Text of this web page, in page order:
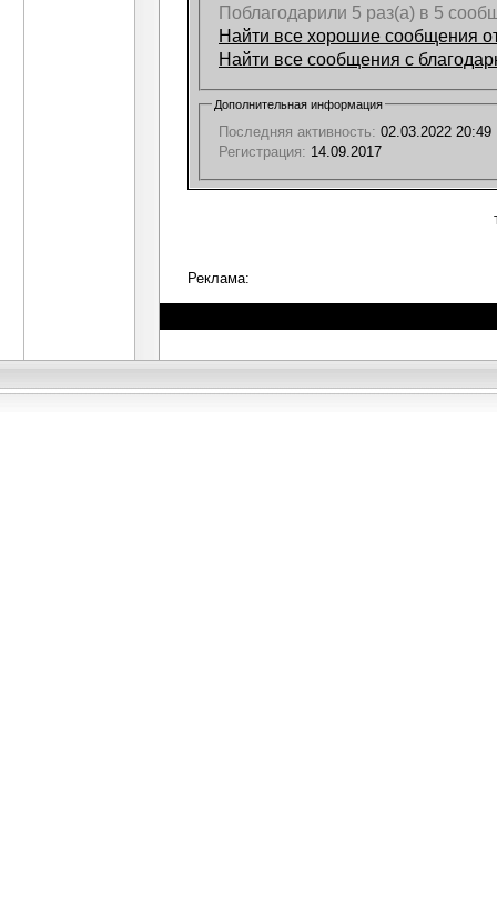
Поблагодарили 5 раз(а) в 5
Найти все хорошие сообщения
Найти все сообщения с
Дополнительная информация
Последняя активность: 02.03.2022 20:49
Регистрация: 14.09.2017
Реклама: